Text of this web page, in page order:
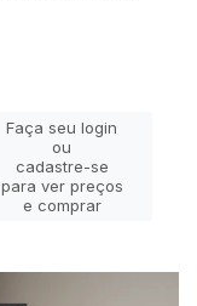
Faça seu login
ou
cadastre-se
para ver preços
e comprar